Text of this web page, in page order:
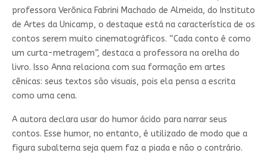
professora Verônica Fabrini Machado de Almeida, do Instituto
de Artes da Unicamp, o destaque está na característica de os
contos serem muito cinematográficos. “Cada conto é como
um curta-metragem”, destaca a professora na orelha do
livro. Isso Anna relaciona com sua formação em artes
cênicas: seus textos são visuais, pois ela pensa a escrita
como uma cena.
A autora declara usar do humor ácido para narrar seus
contos. Esse humor, no entanto, é utilizado de modo que a
figura subalterna seja quem faz a piada e não o contrário.